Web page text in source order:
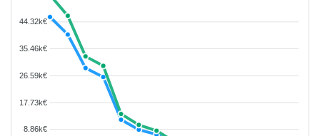
44.32k€
35.46k€
26.59k€
17.73k€
8.86k€